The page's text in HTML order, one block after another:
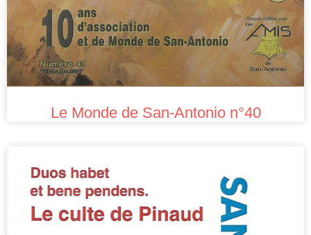
Le Monde de San-Antonio n°40